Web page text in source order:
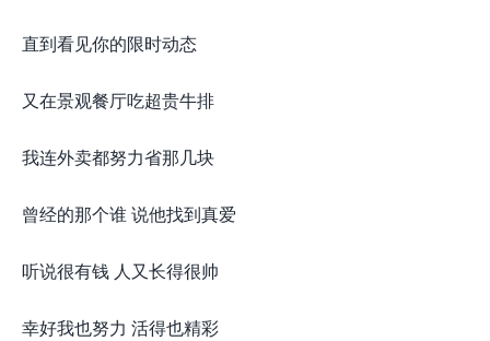
直到看见你的限时动态
又在景观餐厅吃超贵牛排
我连外卖都努力省那几块
曾经的那个谁 说他找到真爱
听说很有钱 人又长得很帅
幸好我也努力 活得也精彩